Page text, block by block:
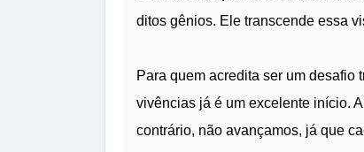
ditos gênios. Ele transcende essa
Para quem acredita ser um desafio
vivências já é um excelente início.
contrário, não avançamos, já que